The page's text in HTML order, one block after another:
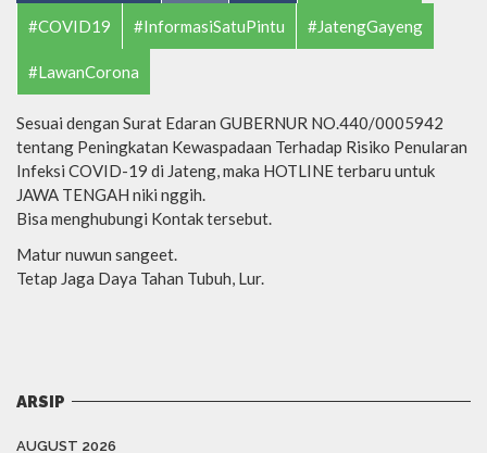
#COVID19 #InformasiSatuPintu #JatengGayeng
#LawanCorona
Sesuai dengan Surat Edaran GUBERNUR NO.440/0005942
tentang Peningkatan Kewaspadaan Terhadap Risiko Penularan
Infeksi COVID-19 di Jateng, maka HOTLINE terbaru untuk
JAWA TENGAH niki nggih.
Bisa menghubungi Kontak tersebut.
Matur nuwun sangeet.
Tetap Jaga Daya Tahan Tubuh, Lur.
ARSIP
AUGUST 2026